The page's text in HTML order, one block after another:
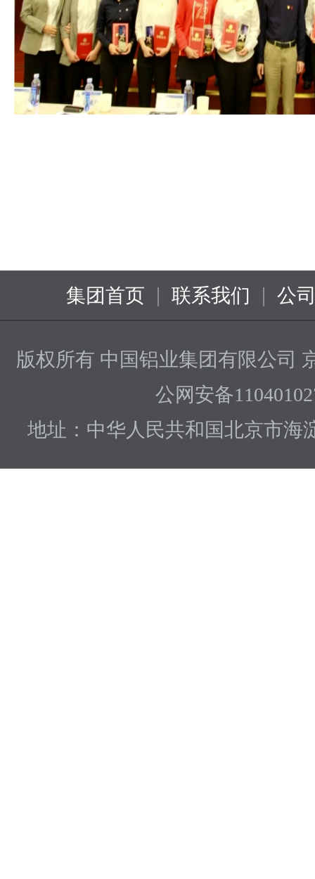
集团首页 | 联系我们 | 公
版权所有 中国铝业集团有限公司
公网安备
地址：中华人民共和国北京市海